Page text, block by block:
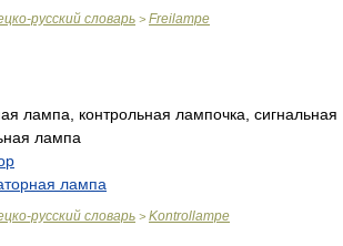
русский словарь > Freilampe
лампа, контрольная лампочка, сигнальная
лампа
лампа
русский словарь > Kontrollampe